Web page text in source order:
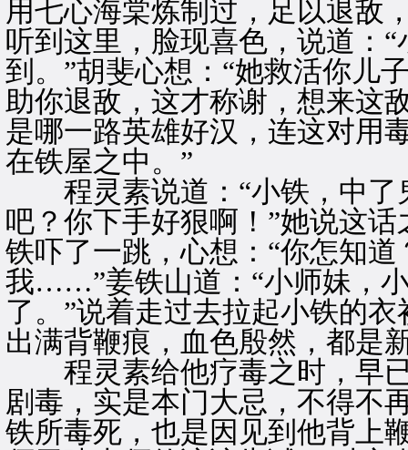
用七心海棠炼制过，足以退敌
听到这里，脸现喜色，说道：
到。”胡斐心想：“她救活你儿
助你退敌，这才称谢，想来这
是哪一路英雄好汉，连这对用
在铁屋之中。”
程灵素说道：“小铁，中了
吧？你下手好狠啊！”她说这
铁吓了一跳，心想：“你怎知
我……”姜铁山道：“小师妹，
了。”说着走过去拉起小铁的
出满背鞭痕，血色殷然，都是
程灵素给他疗毒之时，早已
剧毒，实是本门大忌，不得不
铁所毒死，也是因见到他背上